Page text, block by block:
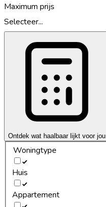
Maximum prijs
Selecteer...
Ontdek wat haalbaar lijkt voor jou
Woningtype
Huis
Appartement